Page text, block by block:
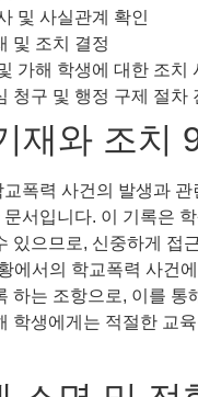
및 사실관계 확인
및 조치 결정
가해 학생에 대한 조치
청구 및 행정 구제 절차
재와 조치
폭력 사건의 발생과 관
서입니다. 이 기록은
있으므로, 신중하게 접
에서의 학교폭력 사건
하는 조항으로, 이를 통
학생에게는 적절한 교